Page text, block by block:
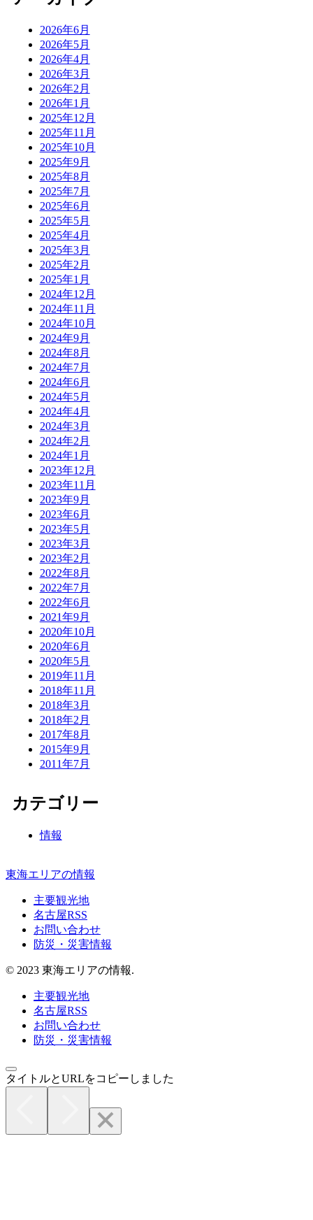
2026年6月
2026年5月
2026年4月
2026年3月
2026年2月
2026年1月
2025年12月
2025年11月
2025年10月
2025年9月
2025年8月
2025年7月
2025年6月
2025年5月
2025年4月
2025年3月
2025年2月
2025年1月
2024年12月
2024年11月
2024年10月
2024年9月
2024年8月
2024年7月
2024年6月
2024年5月
2024年4月
2024年3月
2024年2月
2024年1月
2023年12月
2023年11月
2023年9月
2023年6月
2023年5月
2023年3月
2023年2月
2022年8月
2022年7月
2022年6月
2021年9月
2020年10月
2020年6月
2020年5月
2019年11月
2018年11月
2018年3月
2018年2月
2017年8月
2015年9月
2011年7月
カテゴリー
情報
東海エリアの情報
主要観光地
名古屋RSS
お問い合わせ
防災・災害情報
© 2023 東海エリアの情報.
主要観光地
名古屋RSS
お問い合わせ
防災・災害情報
タイトルとURLをコピーしました